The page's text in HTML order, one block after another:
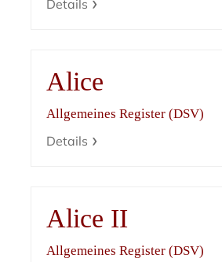
Details
Alice
Allgemeines Register (DSV)
Details
Alice II
Allgemeines Register (DSV)